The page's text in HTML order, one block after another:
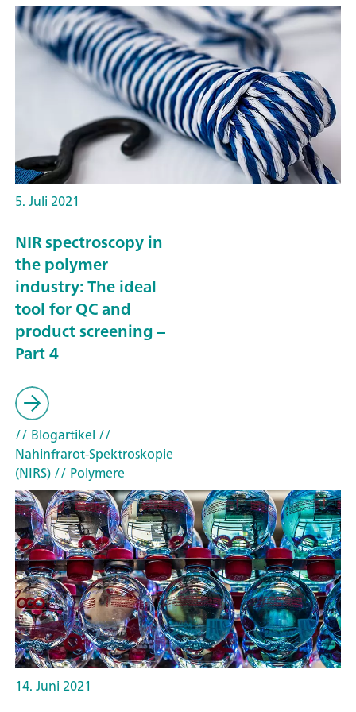
5. Juli 2021
NIR spectroscopy in
the polymer
industry: The ideal
tool for QC and
product screening –
Part 4
// Blogartikel //
Nahinfrarot-Spektroskopie
(NIRS)// Polymere
14. Juni 2021